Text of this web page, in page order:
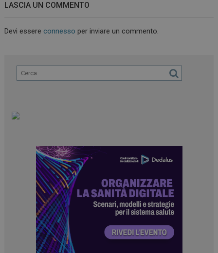
LASCIA UN COMMENTO
Devi essereconnesso per inviare un commento.